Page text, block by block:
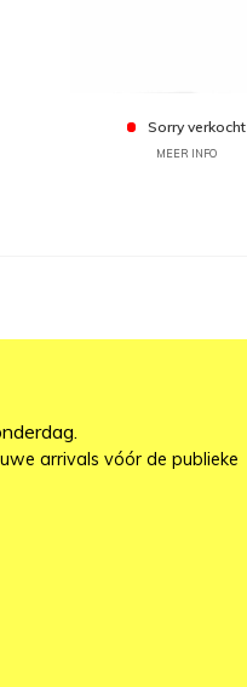
Sorry verkocht
MEER INFO
arrivals vóór de publieke